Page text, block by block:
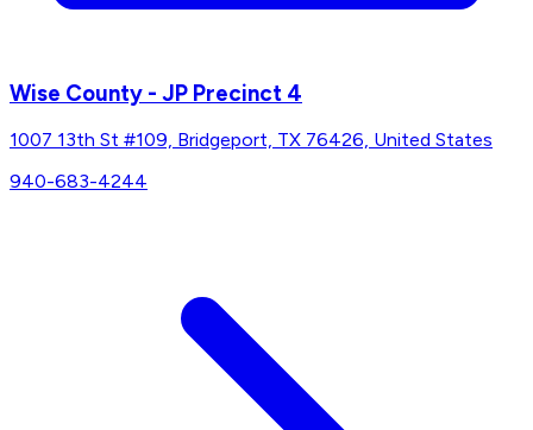
Wise County - JP Precinct 4
1007 13th St #109, Bridgeport, TX 76426, United States
940-683-4244